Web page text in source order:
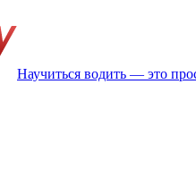
Научиться водить — это